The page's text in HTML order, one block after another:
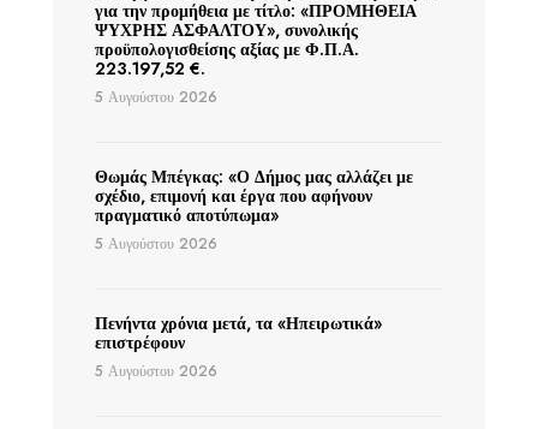
για την προμήθεια με τίτλο: «ΠΡΟΜΗΘΕΙΑ
ΨΥΧΡΗΣ ΑΣΦΑΛΤΟΥ», συνολικής
προϋπολογισθείσης αξίας με Φ.Π.Α.
223.197,52 €.
5 Αυγούστου 2026
Θωμάς Μπέγκας: «Ο Δήμος μας αλλάζει με
σχέδιο, επιμονή και έργα που αφήνουν
πραγματικό αποτύπωμα»
5 Αυγούστου 2026
Πενήντα χρόνια μετά, τα «Ηπειρωτικά»
επιστρέφουν
5 Αυγούστου 2026